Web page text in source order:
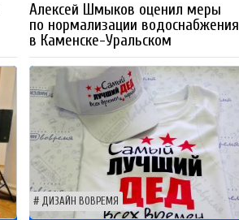
Алексей Шмыков оценил меры
по нормализации водоснабжения
в Каменске-Уральском
ДИЗАЙН ВОВРЕМЯ